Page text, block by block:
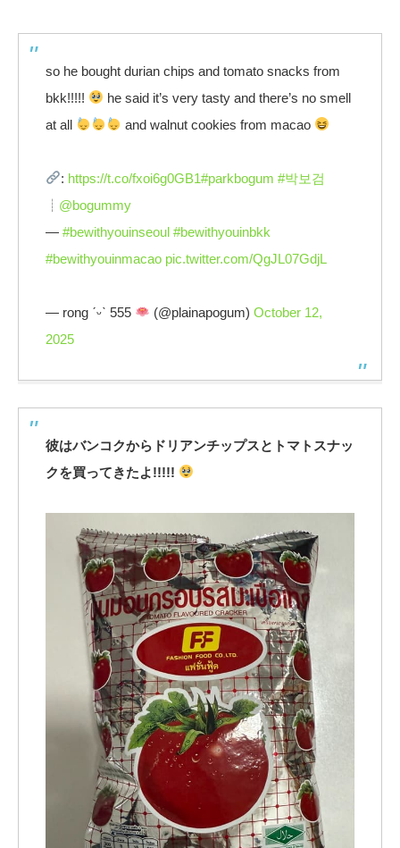
so he bought durian chips and tomato snacks from
bkk!!!!!
he said it’s very tasty and there’s no smell
at all
and walnut cookies from macao
: https://t.co/fxoi6g0GB1#parkbogum #박보검
┊ @bogummy
— #bewithyouinseoul #bewithyouinbkk
#bewithyouinmacao pic.twitter.com/QgJL07GdjL
— rong ˊᵕˋ 555 (@plainapogum)October 12,
2025
彼はバンコクからドリアンチップスとトマトスナッ
クを買ってきたよ!!!!!